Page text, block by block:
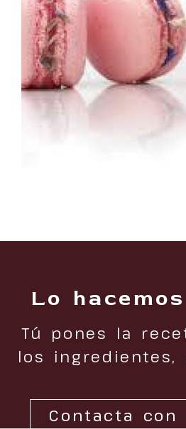
Lo
Tú pones la
los ingredientes,
Contacta con